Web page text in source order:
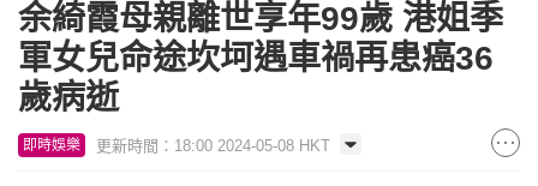
余綺霞母親離世享年99歲 港姐季
軍女兒命途坎坷遇車禍再患癌36
歲病逝
即時娛樂 更新時間：18:00 2024-05-08 HKT